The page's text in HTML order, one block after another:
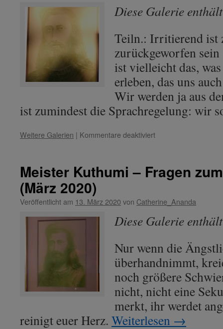
–
Teil
Diese Galerie
Teiln.: Irritierend ist
zurückgeworfen
ist vielleicht das,
erleben, das uns
Wir werden ja aus
ist zumindest die Sprachregelung:
Weitere Galerien | Kommentare deaktiviertfür
Fragen
(April
–
Meister Kuthumi – Fragen
(März 2020)
Veröffentlicht am 13. März 2020 von Catherine_Ananda
Diese Galerie
Nur wenn die
überhandnimmt,
noch größere
nicht, nicht eine
merkt, ihr werdet
reinigt euer Herz. Weiterlesen →